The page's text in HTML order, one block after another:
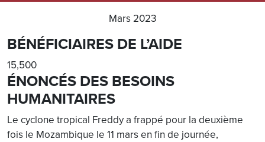
Mars 2023
BÉNÉFICIAIRES DE L’AIDE
15,500
ÉNONCÉS DES BESOINS
HUMANITAIRES
Le cyclone tropical Freddy a frappé pour la deuxième
fois le Mozambique le 11 mars en fin de journée,